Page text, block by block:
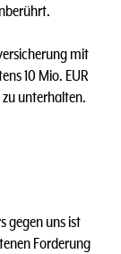
mit
10 Mio. EUR
unterhalten.
gegen uns ist
Forderung